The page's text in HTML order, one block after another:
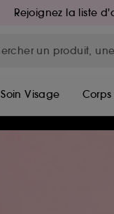
Rejoignez la liste
Soin Visage Corps